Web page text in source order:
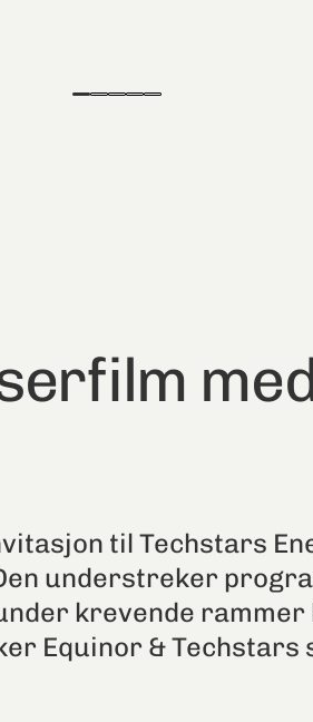
til Techstars
understreker
krevende
Equinor &